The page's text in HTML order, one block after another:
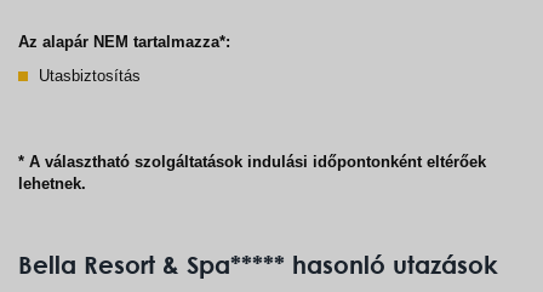
Az alapár NEM tartalmazza*:
Utasbiztosítás
* A választható szolgáltatások indulási időpontonként eltérőek
lehetnek.
Bella Resort & Spa***** hasonló utazások